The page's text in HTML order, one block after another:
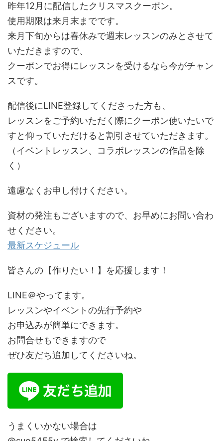
昨年12月に配信したクリスマスクーポン。
使用期限は来月末までです。
来月下旬からは春休みで週末レッスンのみとさせて
いただきますので、
クーポンでお得にレッスンを受けるなら今がチャン
スです。
配信後にLINE登録してくださった方も、
レッスンをご予約いただく際にクーポン使いたいで
すと仰っていただけると割引させていただきます。
（イベントレッスン、コラボレッスンの作品を除
く）
遠慮なくお申し付けください。
資材の発注もございますので、お早めにお問い合わ
せください。
最新スケジュール
皆さんの【作りたい！】を応援します！
LINE＠やってます。
レッスンやイベントの先行予約や
お申込みが簡単にできます。
お問合せもできますので
ぜひ友だち追加してくださいね。
うまくいかない場合は